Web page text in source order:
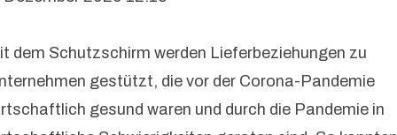
dem Schutzschirm werden Lieferbeziehungen zu
gestützt, die vor der Corona-Pandemie
gesund waren und durch die Pandemie in